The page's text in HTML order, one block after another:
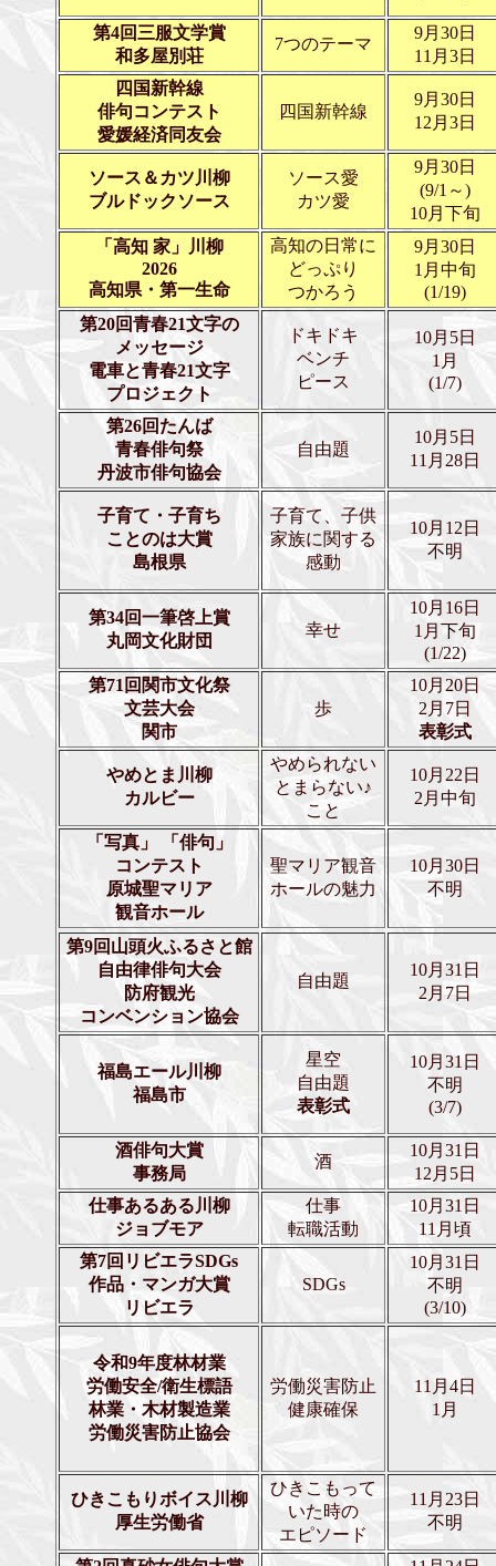
第4回三服文学賞
和多屋別荘
7つのテーマ
9月30日
11月3日
四国新幹線
俳句コンテスト
愛媛経済同友会
四国新幹線
9月30日
12月3日
ソース＆カツ川柳
ブルドックソース
ソース愛
カツ愛
9月30日
(9/1～)
10月下旬
「高知 家」川柳
2026
高知県・第一生命
高知の日常に
どっぷり
つかろう
9月30日
1月中旬
(1/19)
第20回青春21文字の
メッセージ
電車と青春21文字
プロジェクト
ドキドキ
ベンチ
ピース
10月5日
1月
(1/7)
第26回たんば
青春俳句祭
丹波市俳句協会
自由題
10月5日
11月28日
子育て・子育ち
ことのは大賞
島根県
子育て、子供
家族に関する
感動
10月12日
不明
第34回一筆啓上賞
丸岡文化財団
幸せ
10月16日
1月下旬
(1/22)
第71回関市文化祭
文芸大会
関市
歩
10月20日
2月7日
表彰式
やめとま川柳
カルビー
やめられない
とまらない♪
こと
10月22日
2月中旬
「写真」 「俳句」
コンテスト
原城聖マリア
観音ホール
聖マリア観音
ホールの魅力
10月30日
不明
第9回山頭火ふるさと館
自由律俳句大会
防府観光
コンベンション協会
自由題
10月31日
2月7日
福島エール川柳
福島市
星空
自由題
表彰式
10月31日
不明
(3/7)
酒俳句大賞
事務局
酒
10月31日
12月5日
仕事あるある川柳
ジョブモア
仕事
転職活動
10月31日
11月頃
第7回リビエラSDGs
作品・マンガ大賞
リビエラ
SDGs
10月31日
不明
(3/10)
令和9年度林材業
労働安全/衛生標語
林業・木材製造業
労働災害防止協会
労働災害防止
健康確保
11月4日
1月
ひきこもりボイス川柳
厚生労働省
ひきこもって
いた時の
エピソード
11月23日
不明